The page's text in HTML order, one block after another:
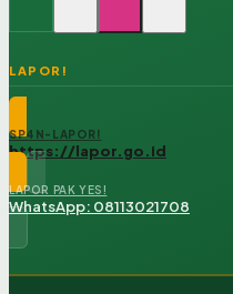
LAPOR!
SP4N-LAPOR!
https://lapor.go.id
LAPOR PAK YES!
WhatsApp: 08113021708